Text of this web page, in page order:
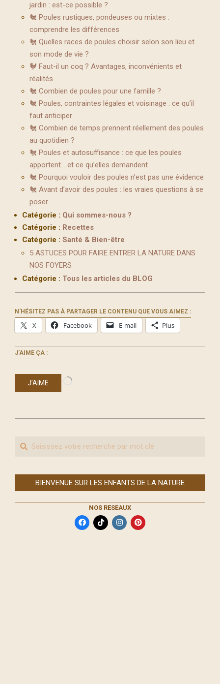
jardin : est-ce possible ?
🐔 Poules rustiques, pondeuses ou mixtes :
comprendre les différences
🐔 Quelles races de poules choisir selon son lieu et
son mode de vie ?
🐓 Faut-il un coq ? Avantages, inconvénients et
réalités
🐔 Combien de poules pour une famille ?
🐔 Poules, contraintes légales et voisinage : ce qu’il
faut anticiper
🐔 Combien de temps prennent réellement des poules
au quotidien ?
🐔 Poules et autosuffisance : ce que les poules
apportent… et ce qu’elles demandent
🐔 Pourquoi vouloir des poules n’est pas une évidence
🐔 Avant d’avoir des poules : les vraies questions à se
poser
Catégorie : Qui sommes-nous ?
Catégorie : Recettes
Catégorie : Santé & Bien-être
5 ASTUCES POUR FAIRE ENTRER LA NATURE DANS
NOS FOYERS
Catégorie : Tous les articles du BLOG
N'HÉSITEZ PAS À PARTAGER LE CONTENU QUE VOUS AIMEZ :
X Facebook E-mail Plus
J’AIME ÇA :
J’AIME
10
Recherche
BIENVENUE SUR LES ENFANTS DE LA NATURE
NOS RESEAUX